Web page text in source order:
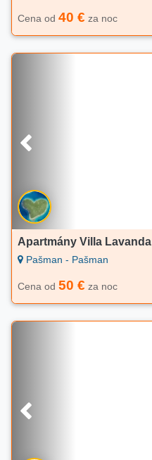
Cena od 40 € za noc
Apartmány Villa Lavanda
Pašman - Pašman
Cena od 50 € za noc